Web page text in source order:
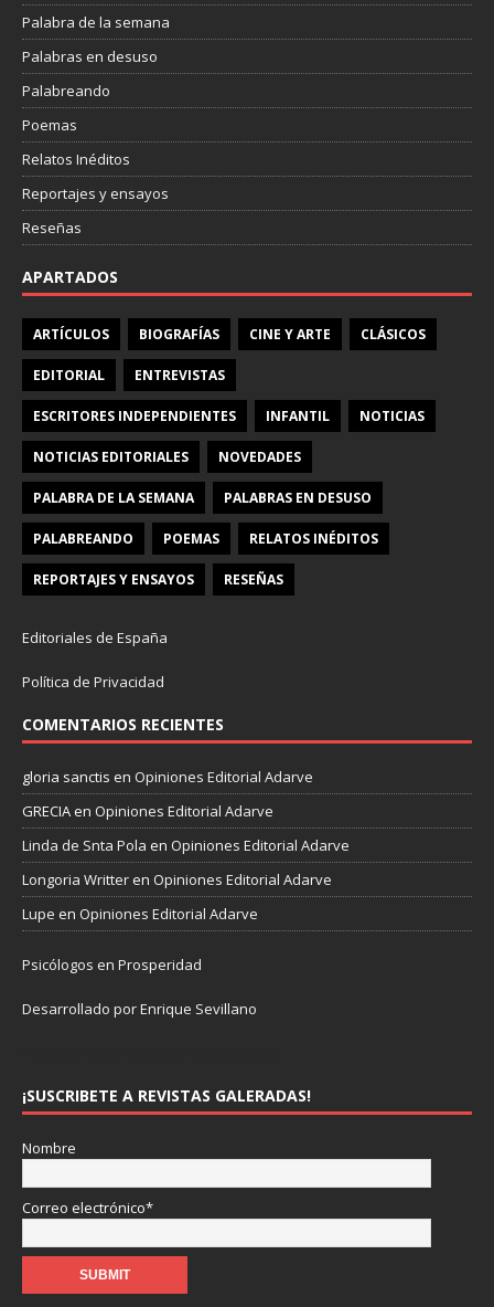
Palabra de la semana
Palabras en desuso
Palabreando
Poemas
Relatos Inéditos
Reportajes y ensayos
Reseñas
APARTADOS
ARTÍCULOS BIOGRAFÍAS CINE Y ARTE CLÁSICOS
EDITORIAL ENTREVISTAS
ESCRITORES INDEPENDIENTES INFANTIL NOTICIAS
NOTICIAS EDITORIALES NOVEDADES
PALABRA DE LA SEMANA PALABRAS EN DESUSO
PALABREANDO POEMAS RELATOS INÉDITOS
REPORTAJES Y ENSAYOS RESEÑAS
Editoriales de España
Política de Privacidad
COMENTARIOS RECIENTES
gloria sanctis en Opiniones Editorial Adarve
GRECIAen Opiniones Editorial Adarve
Linda de Snta Pola en Opiniones Editorial Adarve
Longoria Writteren Opiniones Editorial Adarve
Lupe en Opiniones Editorial Adarve
Psicólogos en Prosperidad
Desarrollado por Enrique Sevillano
¡SUSCRIBETE A REVISTAS GALERADAS!
Nombre
Correo electrónico*